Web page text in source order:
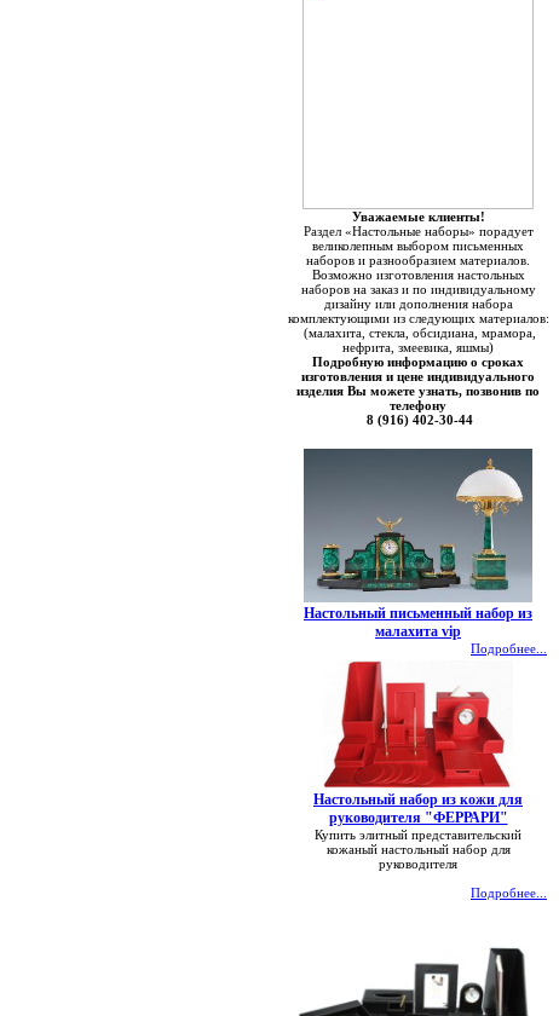
Уважаемые клиенты!
Раздел «Настольные наборы» порадует
великолепным выбором письменных
наборов и разнообразием материалов.
Возможно изготовления настольных
наборов на заказ и по индивидуальному
дизайну или дополнения набора
комплектующими из следующих материалов:
(малахита, стекла, обсидиана, мрамора,
нефрита, змеевика, яшмы)
Подробную информацию о сроках
изготовления и цене индивидуального
изделия Вы можете узнать, позвонив по
телефону
8 (916) 402-30-44
Настольный письменный набор из
малахита vip
Подробнее...
Настольный набор из кожи для
руководителя "ФЕРРАРИ"
Купить элитный представительский
кожаный настольный набор для
руководителя
Подробнее...